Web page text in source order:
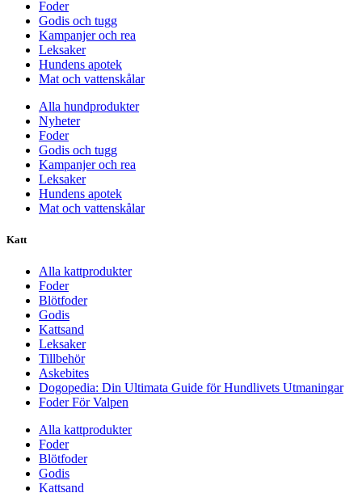
Foder
Godis och tugg
Kampanjer och rea
Leksaker
Hundens apotek
Mat och vattenskålar
Alla hundprodukter
Nyheter
Foder
Godis och tugg
Kampanjer och rea
Leksaker
Hundens apotek
Mat och vattenskålar
Katt
Alla kattprodukter
Foder
Blötfoder
Godis
Kattsand
Leksaker
Tillbehör
Askebites
Dogopedia: Din Ultimata Guide för Hundlivets Utmaningar
Foder För Valpen
Alla kattprodukter
Foder
Blötfoder
Godis
Kattsand